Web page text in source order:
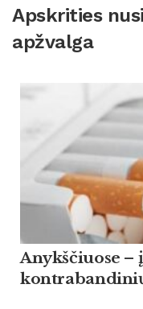
Apskrities
apžvalga
Anykščiuose –